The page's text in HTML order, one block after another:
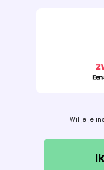
Wil je je